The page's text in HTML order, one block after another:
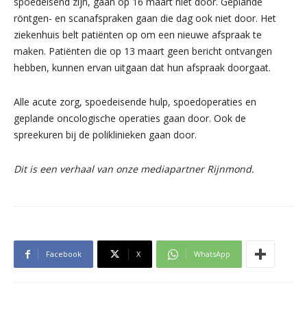
röntgen- en scanafspraken gaan die dag ook niet door. Het
ziekenhuis belt patiënten op om een nieuwe afspraak te
maken. Patiënten die op 13 maart geen bericht ontvangen
hebben, kunnen ervan uitgaan dat hun afspraak doorgaat.
Alle acute zorg, spoedeisende hulp, spoedoperaties en
geplande oncologische operaties gaan door. Ook de
spreekuren bij de poliklinieken gaan door.
Dit is een verhaal van onze mediapartner Rijnmond.
Facebook X WhatsApp